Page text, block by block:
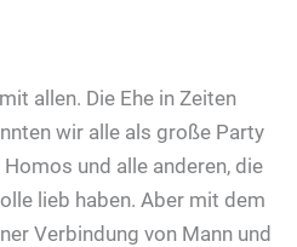
allen. Die Ehe in Zeiten
wir alle als große Party
und alle anderen, die
lieb haben. Aber mit dem
Verbindung von Mann und